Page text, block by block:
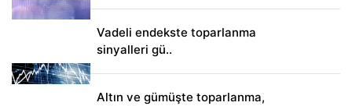
Vadeli endekste toparlanma
sinyalleri gü..
Altın ve gümüşte toparlanma,